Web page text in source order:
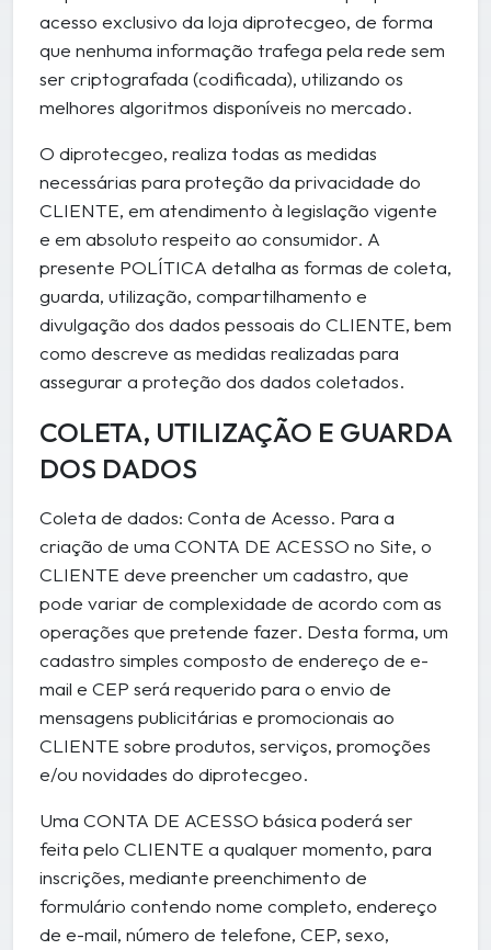
acesso exclusivo da loja diprotecgeo, de forma
que nenhuma informação trafega pela rede sem
ser criptografada (codificada), utilizando os
melhores algoritmos disponíveis no mercado.
O diprotecgeo, realiza todas as medidas
necessárias para proteção da privacidade do
CLIENTE, em atendimento à legislação vigente
e em absoluto respeito ao consumidor. A
presente POLÍTICA detalha as formas de coleta,
guarda, utilização, compartilhamento e
divulgação dos dados pessoais do CLIENTE, bem
como descreve as medidas realizadas para
assegurar a proteção dos dados coletados.
COLETA, UTILIZAÇÃO E GUARDA
DOS DADOS
Coleta de dados: Conta de Acesso. Para a
criação de uma CONTA DE ACESSO no Site, o
CLIENTE deve preencher um cadastro, que
pode variar de complexidade de acordo com as
operações que pretende fazer. Desta forma, um
cadastro simples composto de endereço de e-
mail e CEP será requerido para o envio de
mensagens publicitárias e promocionais ao
CLIENTE sobre produtos, serviços, promoções
e/ou novidades do diprotecgeo.
Uma CONTA DE ACESSO básica poderá ser
feita pelo CLIENTE a qualquer momento, para
inscrições, mediante preenchimento de
formulário contendo nome completo, endereço
de e-mail, número de telefone, CEP, sexo,